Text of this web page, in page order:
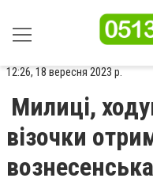
12:26, 18 вересня 2023 р.
Милиці,
візочки